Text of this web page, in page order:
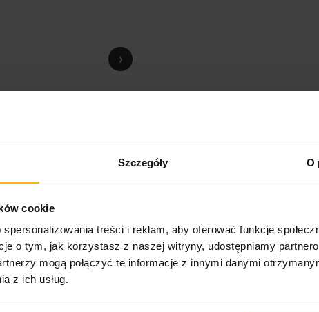
Szczegóły O
cookie
treści i reklam, aby oferować funkcje
o tym, jak korzystasz z naszej witryny, udostępniamy
mogą połączyć te informacje z innymi danymi
z ich usług.
›